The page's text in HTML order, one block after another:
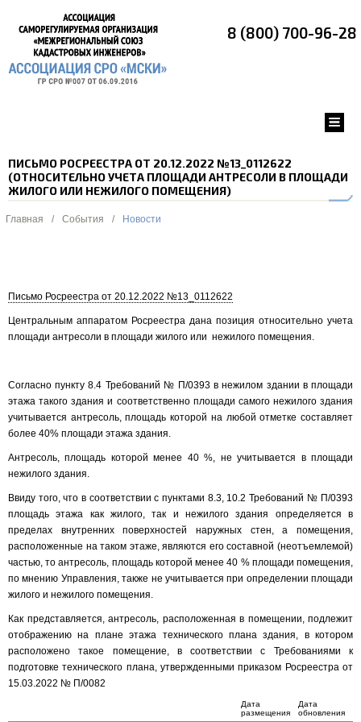
8 (800) 700-96-28
ПИСЬМО РОСРЕЕСТРА ОТ 20.12.2022 №13_0112622
(ОТНОСИТЕЛЬНО УЧЕТА ПЛОЩАДИ АНТРЕСОЛИ В ПЛОЩАДИ
ЖИЛОГО ИЛИ НЕЖИЛОГО ПОМЕЩЕНИЯ)
Главная / События / Новости
Письмо Росреестра от 20.12.2022 №13_0112622
Центральным аппаратом Росреестра дана позиция относительно учета
площади антресоли в площади жилого или нежилого помещения.
Согласно пункту 8.4 Требований № П/0393 в нежилом здании в площади
этажа такого здания и соответственно площади самого нежилого здания
учитывается антресоль, площадь которой на любой отметке составляет
более 40% площади этажа здания.
Антресоль, площадь которой менее 40 %, не учитывается в площади
нежилого здания.
Ввиду того, что в соответствии с пунктами 8.3, 10.2 Требований № П/0393
площадь этажа как жилого, так и нежилого здания определяется в
пределах внутренних поверхностей наружных стен, а помещения,
расположенные на таком этаже, являются его составной (неотъемлемой)
частью, то антресоль, площадь которой менее 40 % площади помещения,
по мнению Управления, также не учитывается при определении площади
жилого и нежилого помещения.
Как представляется, антресоль, расположенная в помещении, подлежит
отображению на плане этажа технического плана здания, в котором
расположено такое помещение, в соответствии с Требованиями к
подготовке технического плана, утвержденными приказом Росреестра от
15.03.2022 № П/0082
Дата
размещения
Дата
обновления